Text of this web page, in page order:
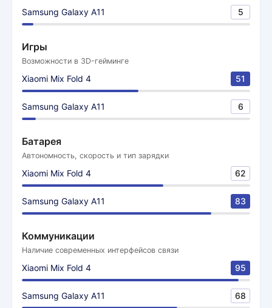
Samsung Galaxy A11 5
Игры
Возможности в 3D-гейминге
Xiaomi Mix Fold 4 51
Samsung Galaxy A11 6
Батарея
Автономность, скорость и тип зарядки
Xiaomi Mix Fold 4 62
Samsung Galaxy A11 83
Коммуникации
Наличие современных интерфейсов связи
Xiaomi Mix Fold 4 95
Samsung Galaxy A11 68